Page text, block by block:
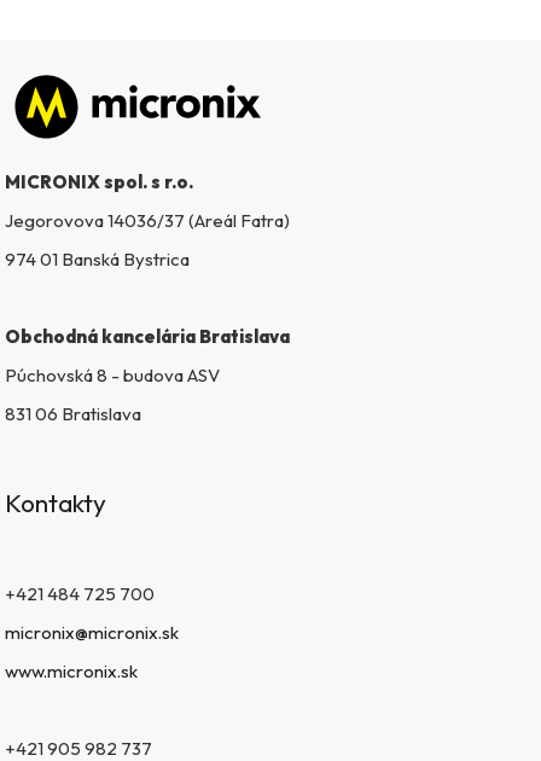
Zápätie
MICRONIX spol. s r.o.
Jegorovova 14036/37 (Areál Fatra)
974 01 Banská Bystrica
Obchodná kancelária Bratislava
Púchovská 8 - budova ASV
831 06 Bratislava
Kontakty
+421 484 725 700
micronix@micronix.sk
www.micronix.sk
+421 905 982 737